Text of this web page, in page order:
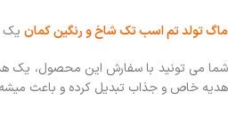
ماگ تولد تم اسب تک شاخ و رنگین کمان یک
شما می تونید با سفارش این محصول، یک
هدیه خاص و جذاب تبدیل کرده و باعث